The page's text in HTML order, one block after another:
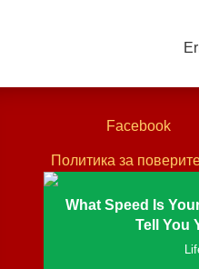
What Speed Is
Tell You
Facebook
Политика за